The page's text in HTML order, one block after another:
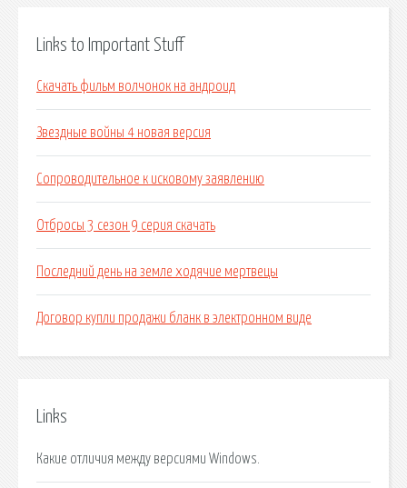
Links to Important Stuff
Скачать фильм волчонок на андроид
Звездные войны 4 новая версия
Сопроводительное к исковому заявлению
Отбросы 3 сезон 9 серия скачать
Последний день на земле ходячие мертвецы
Договор купли продажи бланк в электронном виде
Links
Какие отличия между версиями Windows.